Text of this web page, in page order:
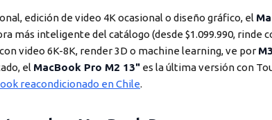
edición de video 4K ocasional o diseño gráfico, el
más inteligente del catálogo (desde $1.099.990, rinde
video 6K-8K, render 3D o machine learning, ve por
el MacBook Pro M2 13" es la última versión con
reacondicionado en Chile.